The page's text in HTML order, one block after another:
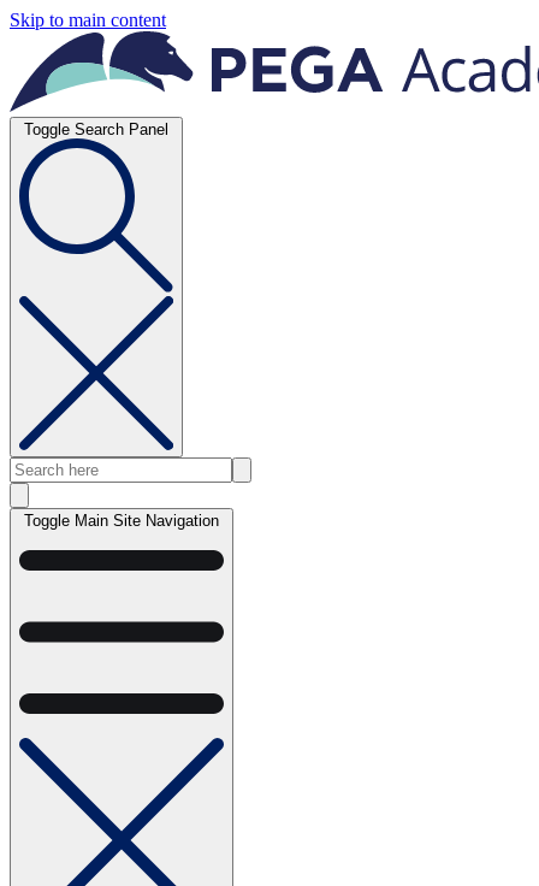
Skip to main content
Toggle Search Panel
Toggle Main Site Navigation